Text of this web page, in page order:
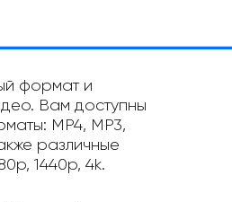
формат и
Вам доступны
MP4, MP3,
различные
1440p, 4k.